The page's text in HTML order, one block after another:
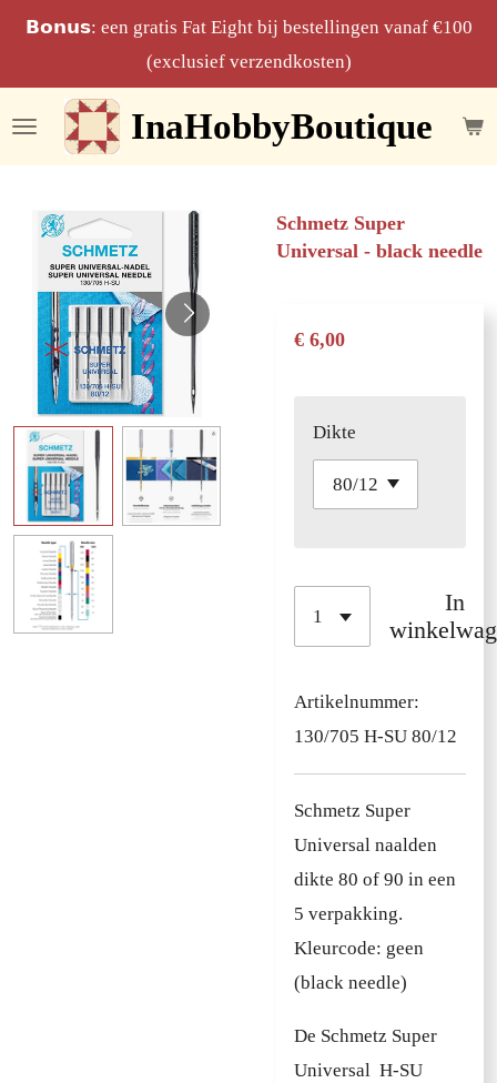
Ga
de
hoofdinhoud
InaHobbyBoutique
𝗕𝗼𝗻𝘂𝘀: een gratis Fat Eight bij bestellingen vanaf €100
(exclusief verzendkosten)
Schmetz Super
Universal - black needle
€ 6,00
Dikte
In
Artikelnummer:
130/705 H-SU 80/12
Schmetz Super
Universal naalden
dikte 80 of 90 in een
5 verpakking.
Kleurcode: geen
(black needle)
De Schmetz Super
Universal H-SU